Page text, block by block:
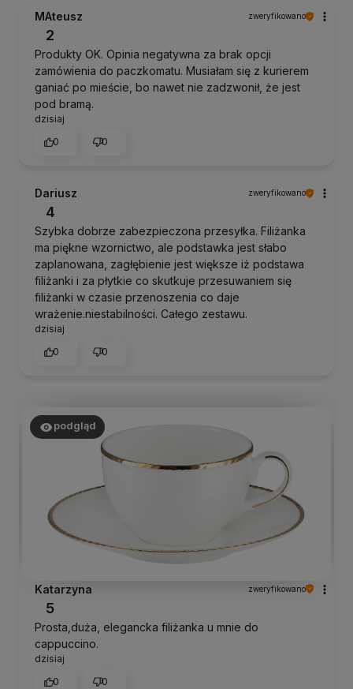
MAteusz zweryfikowano
2
Produkty OK. Opinia negatywna za brak opcji
zamówienia do paczkomatu. Musiałam się z kurierem
ganiać po mieście, bo nawet nie zadzwonił, że jest
pod bramą.
dzisiaj
0
0
Dariusz zweryfikowano
4
Szybka dobrze zabezpieczona przesyłka. Filiżanka
ma piękne wzornictwo, ale podstawka jest słabo
zaplanowana, zagłębienie jest większe iż podstawa
filiżanki i za płytkie co skutkuje przesuwaniem się
filiżanki w czasie przenoszenia co daje
wrażenie.niestabilności. Całego zestawu.
dzisiaj
0
0
podgląd
Katarzyna zweryfikowano
5
Prosta,duża, elegancka filiżanka u mnie do
cappuccino.
dzisiaj
0
0